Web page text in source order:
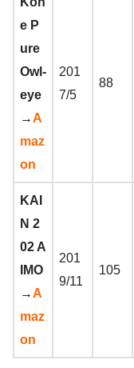
e P
ure
Owl-
eye
→A
maz
on
201
7/5
88
KAI
N 2
02 A
IMO
→A
maz
on
201
9/11
105